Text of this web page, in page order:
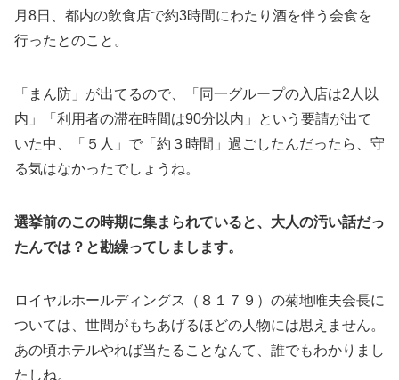
月8日、都内の飲食店で約3時間にわたり酒を伴う会食を
行ったとのこと。
「まん防」が出てるので、「同一グループの入店は2人以
内」「利用者の滞在時間は90分以内」という要請が出て
いた中、「５人」で「約３時間」過ごしたんだったら、守
る気はなかったでしょうね。
選挙前のこの時期に集まられていると、大人の汚い話だっ
たんでは？と勘繰ってしまします。
ロイヤルホールディングス（８１７９）の菊地唯夫会長に
ついては、世間がもちあげるほどの人物には思えません。
あの頃ホテルやれば当たることなんて、誰でもわかりまし
たしね。